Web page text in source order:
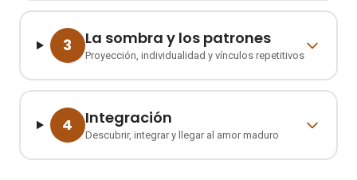
3 La sombra y los patrones
Proyección, individualidad y vínculos repetitivos
4 Integración
Descubrir, integrar y llegar al amor maduro